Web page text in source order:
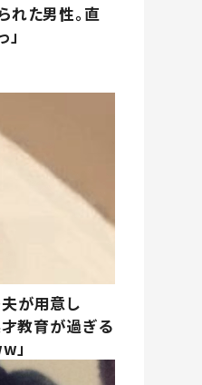
た男性。直
が用意し
教育が過ぎる
」